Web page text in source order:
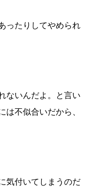
ったりしてやめられ
ないんだよ。と言い
不似合いだから、
気付いてしまうのだ